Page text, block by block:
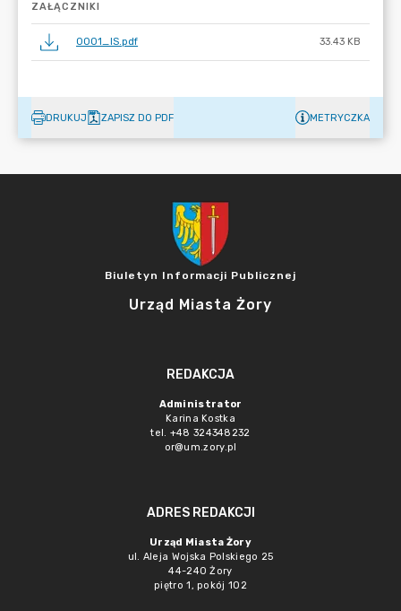
ZAŁĄCZNIKI
0001_IS.pdf 33.43 KB
DRUKUJ ZAPISZ DO PDF METRYCZKA
Biuletyn Informacji Publicznej
Urząd Miasta Żory
REDAKCJA
Administrator
Karina Kostka
tel. +48 324348232
or@um.zory.pl
ADRES REDAKCJI
Urząd Miasta Żory
ul. Aleja Wojska Polskiego 25
44-240 Żory
piętro 1, pokój 102